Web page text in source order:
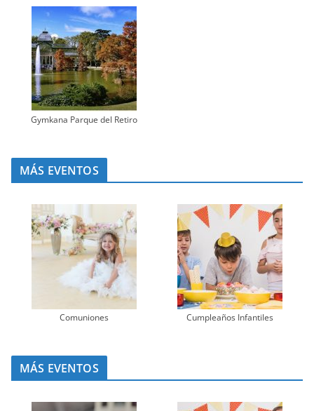
Gymkana Parque del Retiro
MÁS EVENTOS
Comuniones Cumpleaños Infantiles
MÁS EVENTOS